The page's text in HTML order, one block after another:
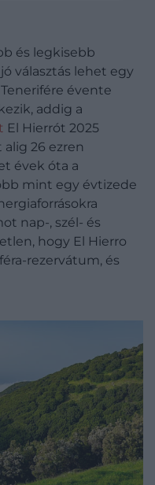
és legkisebb
választás lehet egy
évente
addig a
El Hierrót 2025
26 ezren
évek óta a
mint egy évtizede
nap-, szél- és
hogy El Hierro
rezervátum, és